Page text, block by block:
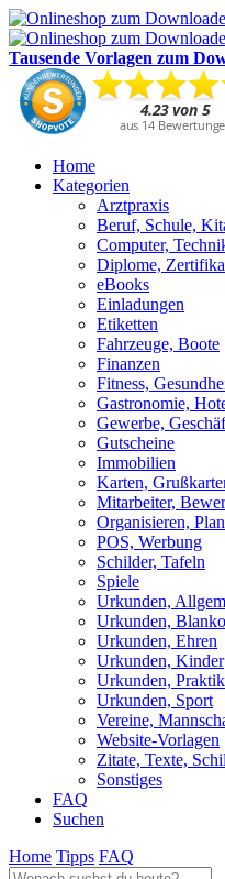
Tausende Vorlagen zum
Home
Kategorien
Arztpraxis
Beruf, Schule,
Computer,
Diplome,
eBooks
Einladungen
Etiketten
Fahrzeuge, Boote
Finanzen
Fitness,
Gastronomie,
Gewerbe,
Gutscheine
Immobilien
Karten,
Mitarbeiter,
Organisieren,
POS, Werbung
Schilder, Tafeln
Spiele
Urkunden,
Urkunden, Blanko
Urkunden, Ehren
Urkunden, Kinder
Urkunden,
Urkunden, Sport
Vereine,
Website-Vorlagen
Zitate, Texte,
Sonstiges
FAQ
Suchen
Home Tipps FAQ